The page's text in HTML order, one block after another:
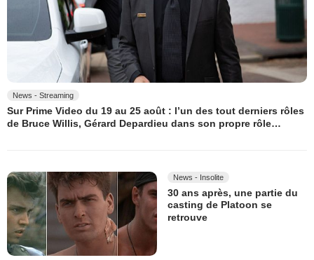
News - Streaming
Sur Prime Video du 19 au 25 août : l’un des tout derniers rôles
de Bruce Willis, Gérard Depardieu dans son propre rôle…
News - Insolite
30 ans après, une partie du
casting de Platoon se
retrouve